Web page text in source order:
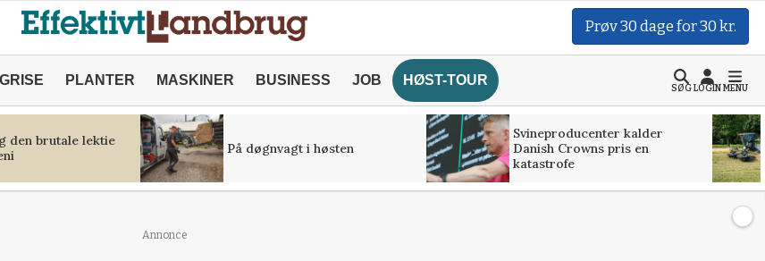
Prøv 30 dage for 30 kr.
GRISE PLANTER MASKINER BUSINESS JOB HØST-TOUR
SØGLOGINMENU
den brutale lektie
På døgnvagt i høsten
Svineproducenter kalder
Danish Crowns pris en
katastrofe
Annonce